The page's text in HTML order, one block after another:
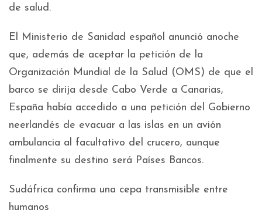
de salud.
El Ministerio de Sanidad español anunció anoche
que, además de aceptar la petición de la
Organización Mundial de la Salud (OMS) de que el
barco se dirija desde Cabo Verde a Canarias,
España había accedido a una petición del Gobierno
neerlandés de evacuar a las islas en un avión
ambulancia al facultativo del crucero, aunque
finalmente su destino será Países Bancos.
Sudáfrica confirma una cepa transmisible entre
humanos